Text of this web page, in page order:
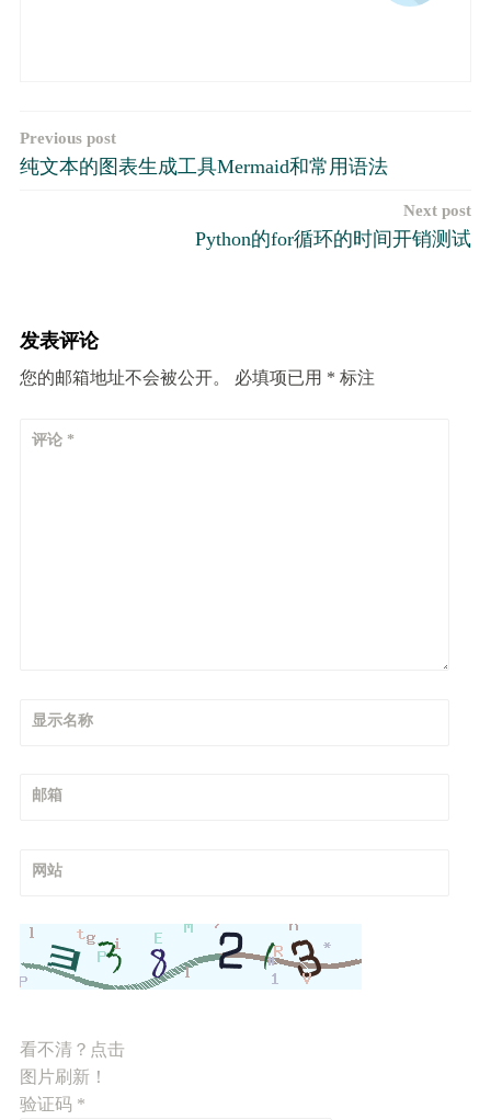
文
章
Previous post
纯文本的图表生成工具​​Mermaid和常用语法
Next post
Python的for循环的时间开销测试
发表评论
您的邮箱地址不会被公开。 必填项已用 * 标注
评论 *
显示名称
邮箱
网站
看不清？点击
图片刷新！
验证码 *